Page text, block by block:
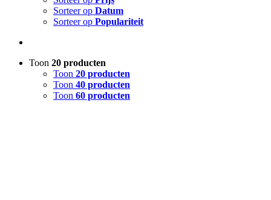
Sorteer op Datum
Sorteer op Populariteit
Toon 20 producten
Toon 20 producten
Toon 40 producten
Toon 60 producten